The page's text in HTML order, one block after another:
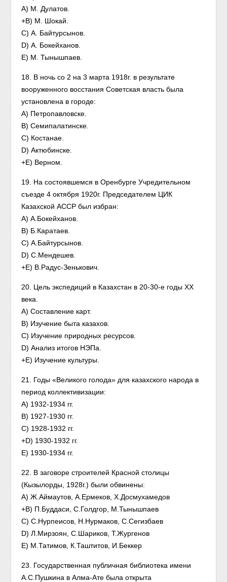
A) М. Дулатов.
+B) М. Шокай.
C) А. Байтурсынов.
D) А. Бокейханов.
E) М. Тынышпаев.
18. В ночь со 2 на 3 марта 1918г. в результате
вооруженного восстания Советская власть была
установлена в городе:
A) Петропавловске.
B) Семипалатинске.
C) Костанае.
D) Актюбинске.
+E) Верном.
19. На состоявшемся в Оренбурге Учредительном
съезде 4 октября 1920г. Председателем ЦИК
Казахской АССР был избран:
A) А.Бокейханов.
B) Б.Каратаев.
C) А.Байтурсынов.
D) С.Мендешев.
+E) В.Радус-Зенькович.
20. Цель экспедиций в Казахстан в 20-30-е годы XX
века.
A) Составление карт.
B) Изучение быта казахов.
C) Изучение природных ресурсов.
D) Анализ итогов НЭПа.
+E) Изучение культуры.
21. Годы «Великого голода» для казахского народа в
период коллективизации:
A) 1932-1934 гг.
B) 1927-1930 гг.
C) 1928-1932 гг.
+D) 1930-1932 гг.
E) 1930-1934 гг.
22. В заговоре строителей Красной столицы
(Кызылорды, 1928г.) были обвинены:
A) Ж.Аймаутов, А.Ермеков, Х.Досмухамедов
+B) П.Буддаси, С.Голдгор, М.Тынышпаев
C) С.Нурпеисов, Н.Нурмаков, С.Сегизбаев
D) Л.Мирзоян, С.Шариков, Т.Жургенов
E) М.Татимов, К.Таштитов, И.Беккер
23. Государственная публичная библиотека имени
А.С.Пушкина в Алма-Ате была открыта